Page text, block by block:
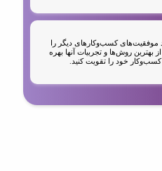
موفقیت‌های کسب‌وکارهای دیگر را
از بهترین روش‌ها و تجربیات آنها بهره
کسب‌وکار خود را تقویت کنید.